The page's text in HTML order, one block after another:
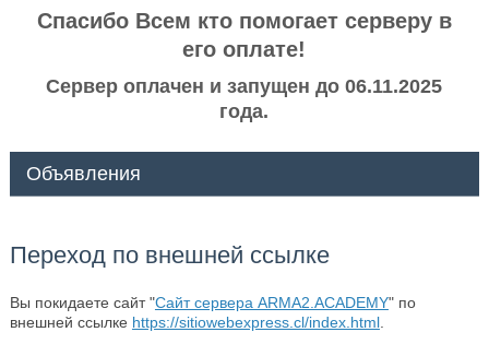
Спасибо Всем кто помогает серверу в
его оплате!
Сервер оплачен и запущен до 06.11.2025
года.
Объявления
Переход по внешней ссылке
Вы покидаете сайт "Сайт сервера ARMA2.ACADEMY" по
внешней ссылке https://sitiowebexpress.cl/index.html.